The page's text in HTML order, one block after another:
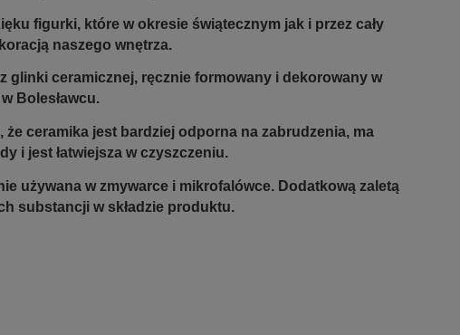
figurki, które w okresie świątecznym jak i przez cały
naszego wnętrza.
glinki ceramicznej, ręcznie formowany i dekorowany w
Bolesławcu.
że ceramika jest bardziej odporna na zabrudzenia, ma
i jest łatwiejsza w czyszczeniu.
używana w zmywarce i mikrofalówce. Dodatkową zaletą
substancji w składzie produktu.